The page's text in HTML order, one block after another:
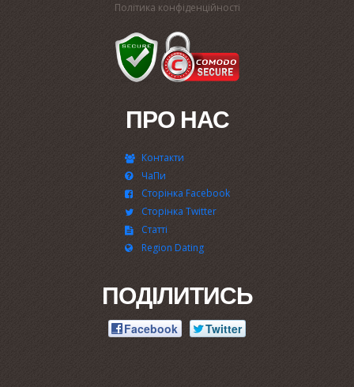
Політика конфіденційності
ПРО НАС
Контакти
ЧаПи
Сторінка Facebook
Сторінка Twitter
Статті
Region Dating
ПОДІЛИТИСЬ
Facebook Twitter